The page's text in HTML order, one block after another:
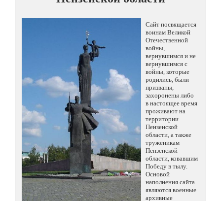
Сайт посвящается
воинам Великой
Отечественной
войны,
вернувшимся и не
вернувшимся с
войны, которые
родились, были
призваны,
захоронены либо
в настоящее время
проживают на
территории
Пензенской
области, а также
труженикам
Пензенской
области, ковавшим
Победу в тылу.
Основой
наполнения сайта
являются военные
архивные